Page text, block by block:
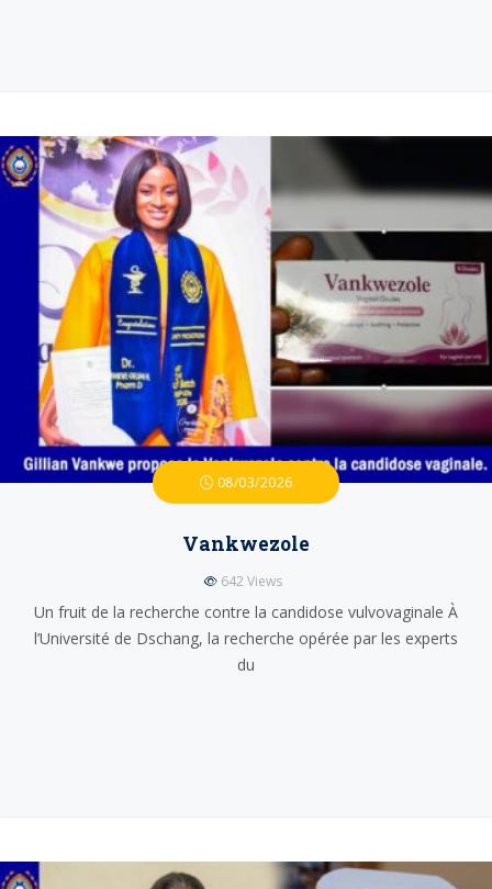
08/03/2026
Vankwezole
642 Views
Un fruit de la recherche contre la candidose vulvovaginale À
l’Université de Dschang, la recherche opérée par les experts
du